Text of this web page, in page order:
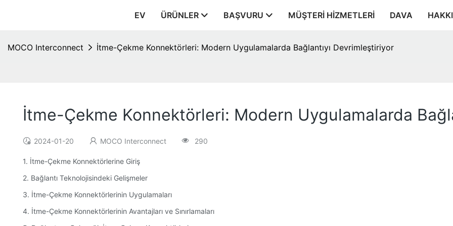
EV ÜRÜNLER BAŞVURU MÜŞTERI HIZMETLERI DAVA
MOCO Interconnect İtme-Çekme Konnektörleri: Modern Uygulamalarda Bağlantıyı Devrimleştiriyor
İtme-Çekme Konnektörleri: Modern Uygulamalarda
2024-01-20 MOCO Interconnect 290
1. İtme-Çekme Konnektörlerine Giriş
2. Bağlantı Teknolojisindeki Gelişmeler
3. İtme-Çekme Konnektörlerinin Uygulamaları
4. İtme-Çekme Konnektörlerinin Avantajları ve Sınırlamaları